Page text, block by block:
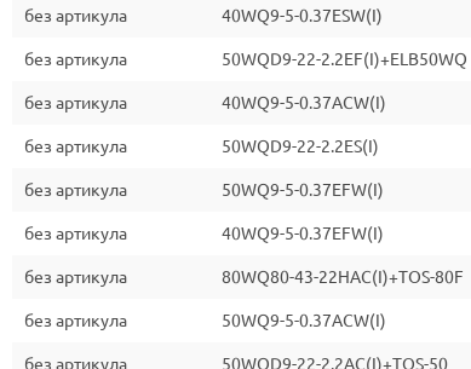
без артикула 40WQ9-5-0.37ESW(I)
без артикула 50WQD9-22-2.2EF(I)+ELB50WQ
без артикула 40WQ9-5-0.37ACW(I)
без артикула 50WQD9-22-2.2ES(I)
без артикула 50WQ9-5-0.37EFW(I)
без артикула 40WQ9-5-0.37EFW(I)
без артикула 80WQ80-43-22HAC(I)+TOS-80F
без артикула 50WQ9-5-0.37ACW(I)
без артикула 50WQD9-22-2.2AC(I)+TOS-50